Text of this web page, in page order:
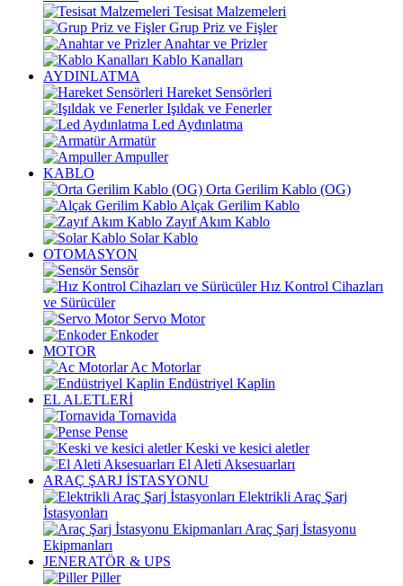
Tesisat Malzemeleri
Grup Priz ve Fişler
Anahtar ve Prizler
Kablo Kanalları
AYDINLATMA
Hareket Sensörleri
Işıldak ve Fenerler
Led Aydınlatma
Armatür
Ampuller
KABLO
Orta Gerilim Kablo (OG)
Alçak Gerilim Kablo
Zayıf Akım Kablo
Solar Kablo
OTOMASYON
Sensör
Hız Kontrol Cihazları
ve Sürücüler
Servo Motor
Enkoder
MOTOR
Ac Motorlar
Endüstriyel Kaplin
EL ALETLERİ
Tornavida
Pense
Keski ve kesici aletler
El Aleti Aksesuarları
ARAÇ ŞARJ İSTASYONU
Elektrikli Araç Şarj
İstasyonları
Araç Şarj İstasyonu
Ekipmanları
JENERATÖR & UPS
Piller